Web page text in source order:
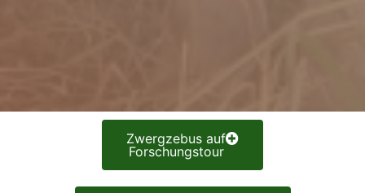
Zwergzebus auf
Forschungstour